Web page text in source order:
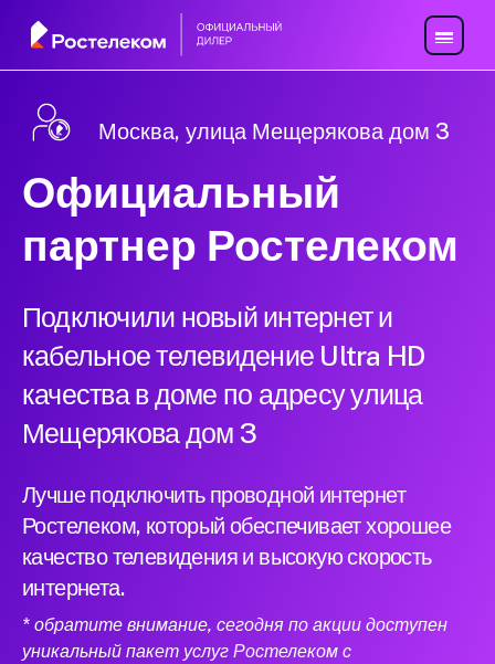
Москва, улица Мещерякова дом 3
Официальный
партнер Ростелеком
Подключили новый интернет и
кабельное телевидение Ultra HD
качества в доме по адресу улица
Мещерякова дом 3
Лучше подключить проводной интернет
Ростелеком, который обеспечивает хорошее
качество телевидения и высокую скорость
интернета.
* обратите внимание, сегодня по акции доступен
уникальный пакет услуг Ростелеком с